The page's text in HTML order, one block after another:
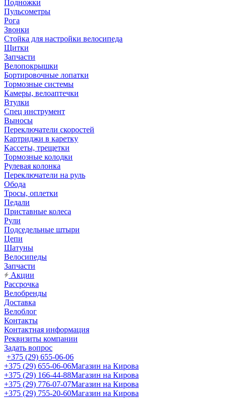
Подножки
Пульсометры
Рога
Звонки
Стойка для настройки велосипеда
Щитки
Запчасти
Велопокрышки
Бортировочные лопатки
Тормозные системы
Камеры, велоаптечки
Втулки
Спец инструмент
Выносы
Переключатели скоростей
Картриджи в каретку
Кассеты, трещетки
Тормозные колодки
Рулевая колонка
Переключатели на руль
Обода
Тросы, оплетки
Педали
Приставные колеса
Рули
Подседельные штыри
Цепи
Шатуны
Велосипеды
Запчасти
Акции
Рассрочка
Велобренды
Доставка
Велоблог
Контакты
Контактная информация
Реквизиты компании
Задать вопрос
+375 (29) 655-06-06
+375 (29) 655-06-06Магазин на Кирова
+375 (29) 166-44-88Магазин на Кирова
+375 (29) 776-07-07Магазин на Кирова
+375 (29) 755-20-60Магазин на Кирова